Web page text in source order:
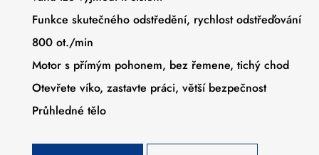
Funkce skutečného odstředění, rychlost odstřeďování
800 ot./min
Motor s přímým pohonem, bez řemene, tichý chod
Otevřete víko, zastavte práci, větší bezpečnost
Průhledné tělo